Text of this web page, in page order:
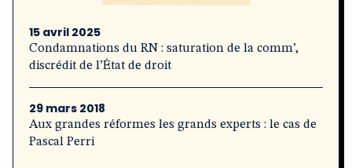
15 avril 2025
Condamnations du RN : saturation de la comm’,
discrédit de l’État de droit
29 mars 2018
Aux grandes réformes les grands experts : le cas de
Pascal Perri